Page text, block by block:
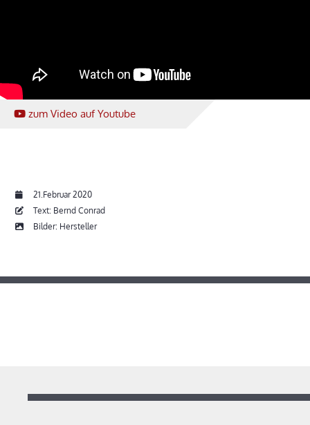
zum Video auf Youtube
21.Februar 2020
Text: Bernd Conrad
Bilder: Hersteller